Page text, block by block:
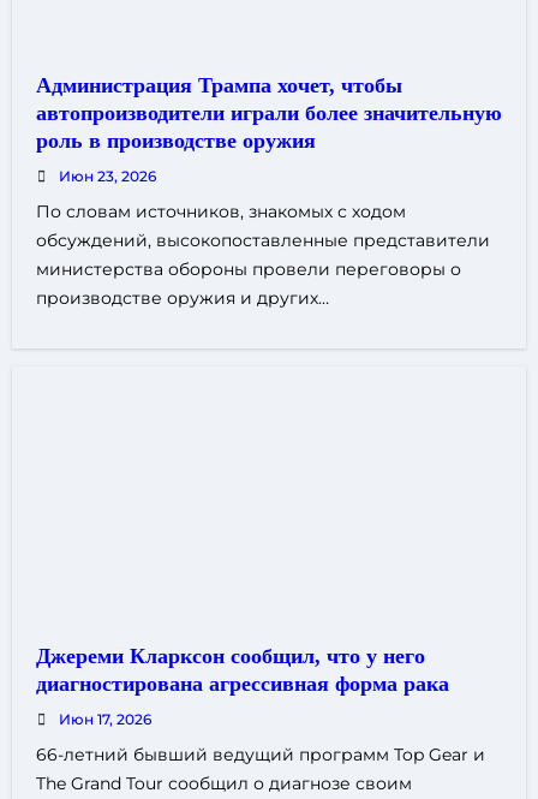
Администрация Трампа хочет, чтобы
автопроизводители играли более значительную
роль в производстве оружия
Июн 23, 2026
По словам источников, знакомых с ходом
обсуждений, высокопоставленные представители
министерства обороны провели переговоры о
производстве оружия и других…
Джереми Кларксон сообщил, что у него
диагностирована агрессивная форма рака
Июн 17, 2026
66-летний бывший ведущий программ Top Gear и
The Grand Tour сообщил о диагнозе своим